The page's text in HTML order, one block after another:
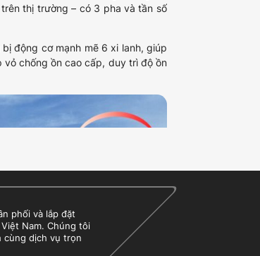
thị trường – có 3 pha và tần số
động cơ mạnh mẽ 6 xi lanh, giúp
chống ồn cao cấp, duy trì độ ồn
phối và lắp đặt
Nam. Chúng tôi
cùng dịch vụ trọn